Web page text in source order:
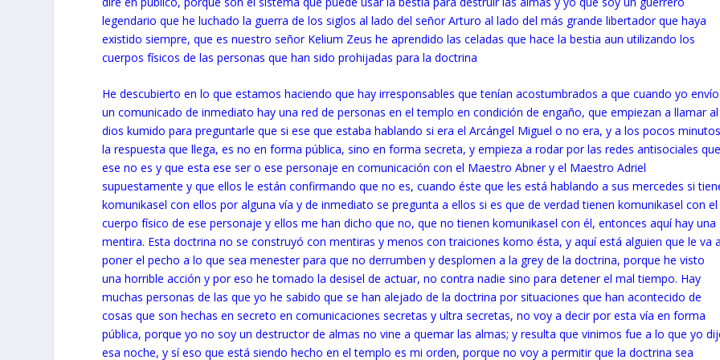
legendario que he luchado la guerra de los siglos al lado del señor Arturo al lado del más grande libertador que haya
existido siempre, que es nuestro señor Kelium Zeus he aprendido las celadas que hace la bestia aun utilizando los
cuerpos físicos de las personas que han sido prohijadas para la doctrina
He descubierto en lo que estamos haciendo que hay irresponsables que tenían acostumbrados a que cuando yo envío
un comunicado de inmediato hay una red de personas en el templo en condición de engaño, que empiezan a llamar al
dios kumido para preguntarle que si ese que estaba hablando si era el Arcángel Miguel o no era, y a los pocos minutos
la respuesta que llega, es no en forma pública, sino en forma secreta, y empieza a rodar por las redes antisociales que
ese no es y que esta ese ser o ese personaje en comunicación con el Maestro Abner y el Maestro Adriel
supuestamente y que ellos le están confirmando que no es, cuando éste que les está hablando a sus mercedes si
komunikasel con ellos por alguna vía y de inmediato se pregunta a ellos si es que de verdad tienen komunikasel con el
cuerpo físico de ese personaje y ellos me han dicho que no, que no tienen komunikasel con él, entonces aquí hay una
mentira. Esta doctrina no se construyó con mentiras y menos con traiciones komo ésta, y aquí está alguien que le va a
poner el pecho a lo que sea menester para que no derrumben y desplomen a la grey de la doctrina, porque he visto
una horrible acción y por eso he tomado la desisel de actuar, no contra nadie sino para detener el mal tiempo. Hay
muchas personas de las que yo he sabido que se han alejado de la doctrina por situaciones que han acontecido de
cosas que son hechas en secreto en comunicaciones secretas y ultra secretas, no voy a decir por esta vía en forma
pública, porque yo no soy un destructor de almas no vine a quemar las almas; y resulta que vinimos fue a lo que yo
esa noche, y sí eso que está siendo hecho en el templo es mi orden, porque no voy a permitir que la doctrina sea